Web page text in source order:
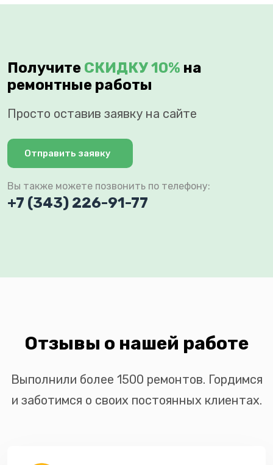
Получите СКИДКУ 10% на
ремонтные работы
Просто оставив заявку на сайте
Отправить заявку
Вы также можете позвонить по телефону:
+7 (343) 226-91-77
Отзывы о нашей работе
Выполнили более 1500 ремонтов. Гордимся
и заботимся о своих постоянных клиентах.